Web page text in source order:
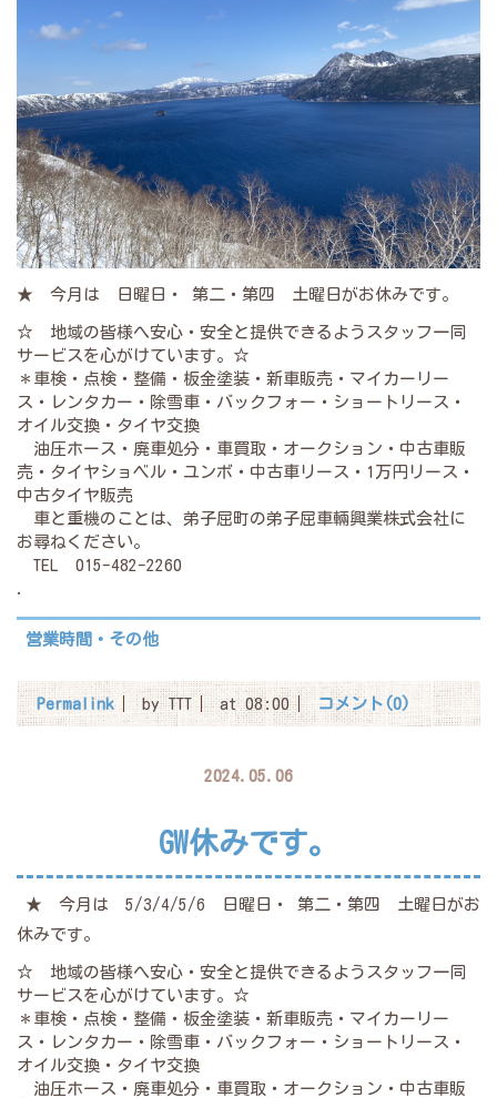
★ 今月は 日曜日・ 第二・第四 土曜日がお休みです。
☆ 地域の皆様へ安心・安全と提供できるようスタッフ一同
サービスを心がけています。☆
＊車検・点検・整備・板金塗装・新車販売・マイカーリー
ス・レンタカー・除雪車・バックフォー・ショートリース・
オイル交換・タイヤ交換
油圧ホース・廃車処分・車買取・オークション・中古車販
売・タイヤショベル・ユンボ・中古車リース・1万円リース・
中古タイヤ販売
車と重機のことは、弟子屈町の弟子屈車輛興業株式会社に
お尋ねください。
TEL 015-482-2260
営業時間・その他
Permalink by TTT at 08:00 コメント(0)
2024.05.06
GW休みです。
★ 今月は 5/3/4/5/6 日曜日・ 第二・第四 土曜日がお
休みです。
☆ 地域の皆様へ安心・安全と提供できるようスタッフ一同
サービスを心がけています。☆
＊車検・点検・整備・板金塗装・新車販売・マイカーリー
ス・レンタカー・除雪車・バックフォー・ショートリース・
オイル交換・タイヤ交換
油圧ホース・廃車処分・車買取・オークション・中古車販